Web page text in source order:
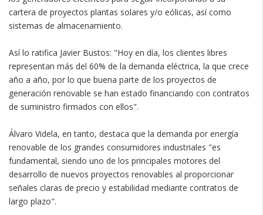
cartera de proyectos plantas solares y/o eólicas, así como
sistemas de almacenamiento.
Así lo ratifica Javier Bustos: "Hoy en día, los clientes libres
representan más del 60% de la demanda eléctrica, la que crece
año a año, por lo que buena parte de los proyectos de
generación renovable se han estado financiando con contratos
de suministro firmados con ellos".
Álvaro Videla, en tanto, destaca que la demanda por energía
renovable de los grandes consumidores industriales "es
fundamental, siendo uno de los principales motores del
desarrollo de nuevos proyectos renovables al proporcionar
señales claras de precio y estabilidad mediante contratos de
largo plazo".